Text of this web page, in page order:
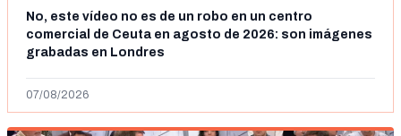
No, este vídeo no es de un robo en un centro
comercial de Ceuta en agosto de 2026: son imágenes
grabadas en Londres
07/08/2026